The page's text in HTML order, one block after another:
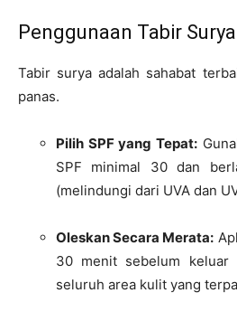
Penggunaan Tabir
Tabir surya adalah sahabat
panas.
Pilih SPF yang Tepat:
SPF minimal 30 dan
(melindungi dari UVA dan
Oleskan Secara Merata:
30 menit sebelum keluar
seluruh area kulit yang